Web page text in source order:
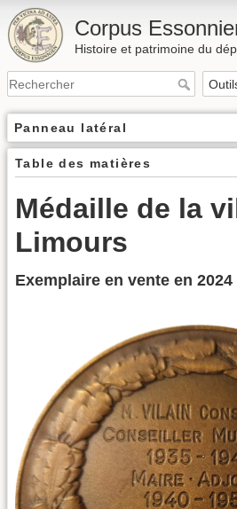
Corpus
Histoire et patrimoine du
Panneau latéral
Table des matières
Médaille de la
Limours
Exemplaire en vente en 2024